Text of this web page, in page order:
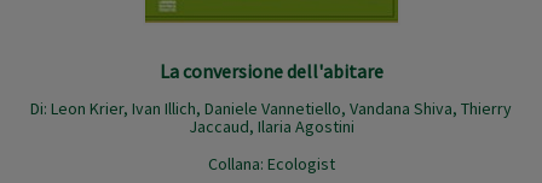
La conversione dell'abitare
Di: Leon Krier, Ivan Illich, Daniele Vannetiello, Vandana Shiva, Thierry
Jaccaud, Ilaria Agostini
Collana: Ecologist